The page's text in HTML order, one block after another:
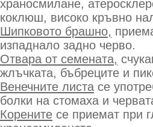
храносмилане,
коклюш, високо кръвно
Шипковото брашно,
изпаднало задно черво.
Отвара от семената,
жлъчката, бъбреците и
Венечните листа се
болки на стомаха и
Корените се приемат при